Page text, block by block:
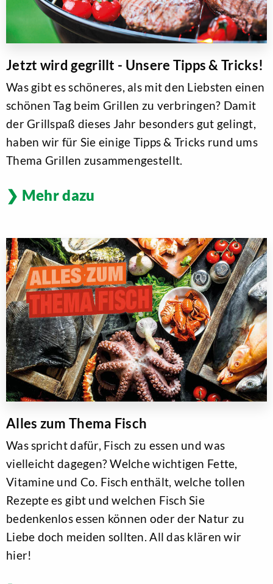
Jetzt wird gegrillt - Unsere Tipps & Tricks!
Was gibt es schöneres, als mit den Liebsten einen
schönen Tag beim Grillen zu verbringen? Damit
der Grillspaß dieses Jahr besonders gut gelingt,
haben wir für Sie einige Tipps & Tricks rund ums
Thema Grillen zusammengestellt.
Mehr dazu
Alles zum Thema Fisch
Was spricht dafür, Fisch zu essen und was
vielleicht dagegen? Welche wichtigen Fette,
Vitamine und Co. Fisch enthält, welche tollen
Rezepte es gibt und welchen Fisch Sie
bedenkenlos essen können oder der Natur zu
Liebe doch meiden sollten. All das klären wir
hier!